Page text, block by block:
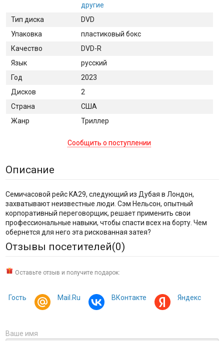
другие
Тип диска
DVD
Упаковка
пластиковый бокс
Качество
DVD-R
Язык
русский
Год
2023
Дисков
2
Страна
США
Жанр
Триллер
Сообщить о поступлении
Описание
Семичасовой рейс KA29, следующий из Дубая в Лондон,
захватывают неизвестные люди. Сэм Нельсон, опытный
корпоративный переговорщик, решает применить свои
профессиональные навыки, чтобы спасти всех на борту. Чем
обернется для него эта рискованная затея?
Отзывы посетителей(0)
Оставьте отзыв и получите подарок:
Гость Mail.Ru ВКонтакте Яндекс
Ваше имя